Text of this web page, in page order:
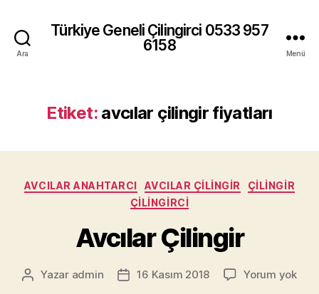
Ara
Türkiye Geneli Çilingirci 0533 957
6158
Menü
Etiket: avcılar çilingir fiyatları
Kategoriler
AVCILAR ANAHTARCI AVCILAR ÇILINGIR
ÇILINGIR
ÇILINGIRCI
Avcılar Çilingir
Yazının
Yazar admin
Yazı16 Kasım 2018 Yorum yok